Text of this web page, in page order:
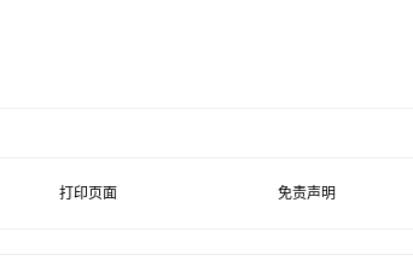
打印页面 免责声明